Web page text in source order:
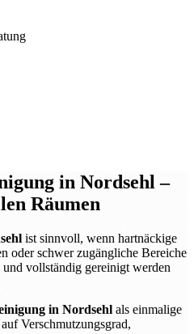
in Nordsehl–
Räumen
ist sinnvoll, wenn hartnäckige
oder schwer zugängliche Bereiche
vollständig gereinigt werden
in Nordsehl als einmalige
Verschmutzungsgrad,